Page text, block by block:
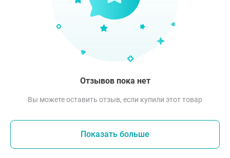
Отзывов пока нет
Вы можете оставить отзыв, если купили этот товар
Показать больше